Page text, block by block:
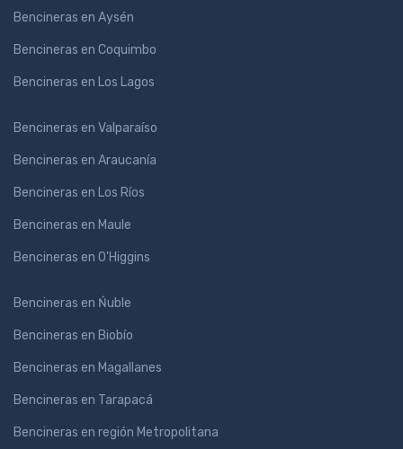
Bencineras en Aysén
Bencineras en Coquimbo
Bencineras en Los Lagos
Bencineras en Valparaíso
Bencineras en Araucanía
Bencineras en Los Ríos
Bencineras en Maule
Bencineras en O'Higgins
Bencineras en Ńuble
Bencineras en Biobío
Bencineras en Magallanes
Bencineras en Tarapacá
Bencineras en región Metropolitana